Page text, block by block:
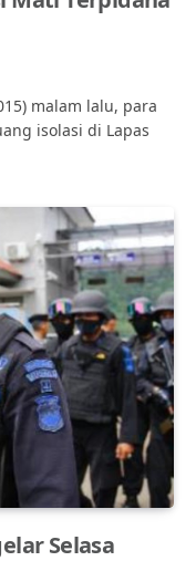
malam lalu, para
isolasi di Lapas
Selasa